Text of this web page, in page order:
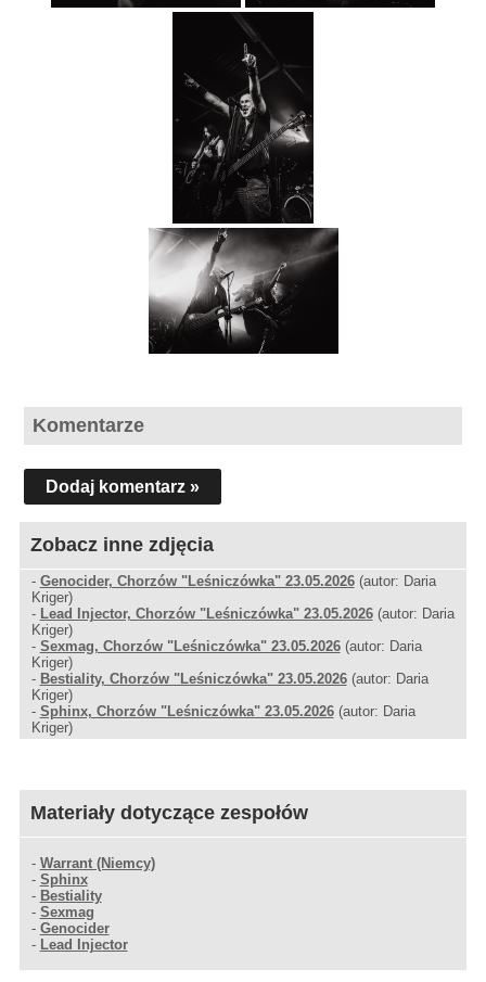
Komentarze
Dodaj komentarz »
Zobacz inne zdjęcia
- Genocider, Chorzów "Leśniczówka" 23.05.2026(autor: Daria
Kriger)
- Lead Injector, Chorzów "Leśniczówka" 23.05.2026(autor: Daria
Kriger)
- Sexmag, Chorzów "Leśniczówka" 23.05.2026(autor: Daria
Kriger)
- Bestiality, Chorzów "Leśniczówka" 23.05.2026(autor: Daria
Kriger)
- Sphinx, Chorzów "Leśniczówka" 23.05.2026(autor: Daria
Kriger)
Materiały dotyczące zespołów
- Warrant (Niemcy)
- Sphinx
- Bestiality
- Sexmag
- Genocider
- Lead Injector